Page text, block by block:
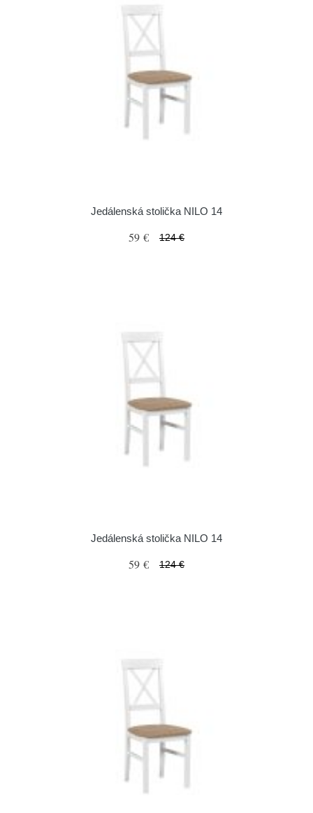
Jedálenská stolička NILO 14
59 € 124 €
Jedálenská stolička NILO 14
59 € 124 €